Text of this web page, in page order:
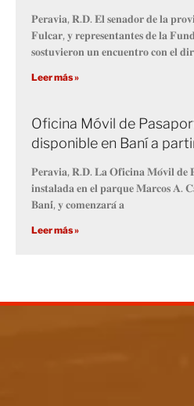
𝐏𝐞𝐫𝐚𝐯𝐢𝐚, 𝐑.𝐃. 𝐄𝐥 𝐬𝐞𝐧𝐚𝐝𝐨𝐫 𝐝𝐞 𝐥𝐚
𝐅𝐮𝐥𝐜𝐚𝐫, 𝐲 𝐫𝐞𝐩𝐫𝐞𝐬𝐞𝐧𝐭𝐚𝐧𝐭𝐞𝐬 𝐝𝐞 𝐥𝐚
𝐬𝐨𝐬𝐭𝐮𝐯𝐢𝐞𝐫𝐨𝐧 𝐮𝐧 𝐞𝐧𝐜𝐮𝐞𝐧𝐭𝐫𝐨 𝐜𝐨𝐧 𝐞𝐥
Leer más »
Oficina Móvil de
disponible en Baní a
𝐏𝐞𝐫𝐚𝐯𝐢𝐚, 𝐑.𝐃. 𝐋𝐚 𝐎𝐟𝐢𝐜𝐢𝐧𝐚 𝐌𝐨́𝐯𝐢𝐥 𝐝𝐞
𝐢𝐧𝐬𝐭𝐚𝐥𝐚𝐝𝐚 𝐞𝐧 𝐞𝐥 𝐩𝐚𝐫𝐪𝐮𝐞 𝐌𝐚𝐫𝐜𝐨𝐬 𝐀.
𝐁𝐚𝐧𝐢́, 𝐲 𝐜𝐨𝐦𝐞𝐧𝐳𝐚𝐫𝐚́ 𝐚
Leer más »